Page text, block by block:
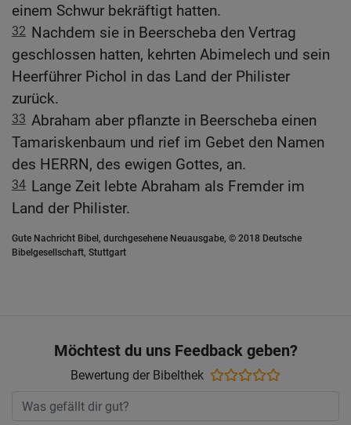
einem Schwur bekräftigt hatten.
32 Nachdem sie in Beerscheba den Vertrag
geschlossen hatten, kehrten Abimelech und sein
Heerführer Pichol in das Land der Philister
zurück.
33 Abraham aber pflanzte in Beerscheba einen
Tamariskenbaum und rief im Gebet den Namen
des HERRN, des ewigen Gottes, an.
34 Lange Zeit lebte Abraham als Fremder im
Land der Philister.
Gute Nachricht Bibel, durchgesehene Neuausgabe, © 2018 Deutsche
Bibelgesellschaft, Stuttgart
Möchtest du uns Feedback geben?
Bewertung der Bibelthek